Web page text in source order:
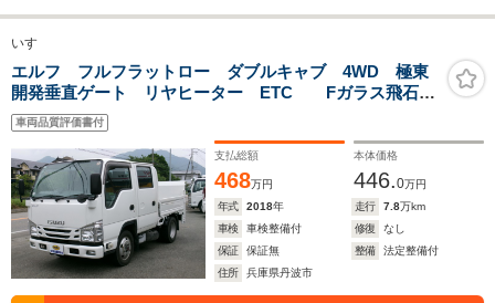
いすゞ
エルフ フルフラットロー ダブルキャブ 4WD 極東
開発垂直ゲート リヤヒーター ETC Fガラス飛石ワ
レ交換要
車両品質評価書付
支払総額
468万円
本体価格
446.0万円
年式
2018年 走行 7.8万km
車検
車検整備付 修復
なし
保証
保証無 整備
法定整備付
住所
兵庫県丹波市